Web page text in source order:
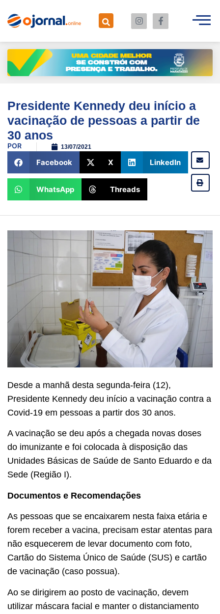
Presidente Kennedy deu início a
vacinação de pessoas a partir de
30 anos
POR 13/07/2021
Facebook X LinkedIn
WhatsApp Threads
Desde a manhã desta segunda-feira (12),
Presidente Kennedy deu início a vacinação contra a
Covid-19 em pessoas a partir dos 30 anos.
A vacinação se deu após a chegada novas doses
do imunizante e foi colocada à disposição das
Unidades Básicas de Saúde de Santo Eduardo e da
Sede (Região I).
Documentos e Recomendações
As pessoas que se encaixarem nesta faixa etária e
forem receber a vacina, precisam estar atentas para
não esquecerem de levar documento com foto,
Cartão do Sistema Único de Saúde (SUS) e cartão
de vacinação (caso possua).
Ao se dirigirem ao posto de vacinação, devem
utilizar máscara facial e manter o distanciamento